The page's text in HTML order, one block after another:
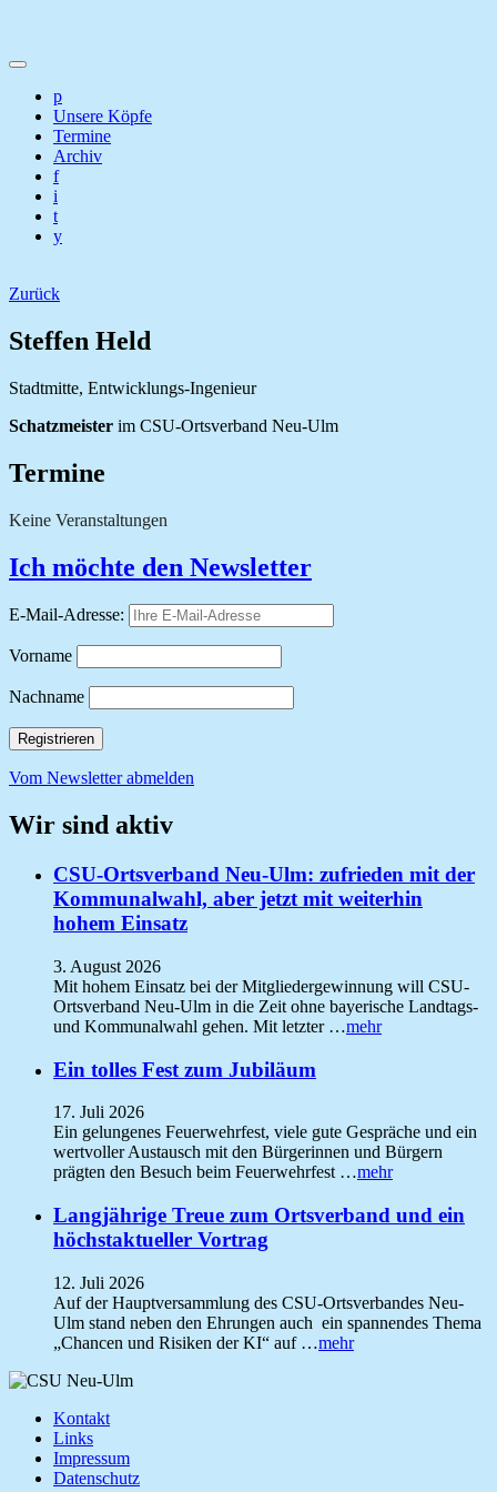
p
Unsere Köpfe
Termine
Archiv
f
i
t
y
Zurück
Steffen Held
Stadtmitte, Entwicklungs-Ingenieur
Schatzmeister im CSU-Ortsverband Neu-Ulm
Termine
Keine Veranstaltungen
Ich möchte den Newsletter
E-Mail-Adresse:
Vorname
Nachname
Vom Newsletter abmelden
Wir sind aktiv
CSU-Ortsverband Neu-Ulm: zufrieden mit der
Kommunalwahl, aber jetzt mit weiterhin
hohem Einsatz
3. August 2026
Mit hohem Einsatz bei der Mitgliedergewinnung will CSU-
Ortsverband Neu-Ulm in die Zeit ohne bayerische Landtags-
und Kommunalwahl gehen. Mit letzter …mehr
Ein tolles Fest zum Jubiläum
17. Juli 2026
Ein gelungenes Feuerwehrfest, viele gute Gespräche und ein
wertvoller Austausch mit den Bürgerinnen und Bürgern
prägten den Besuch beim Feuerwehrfest …mehr
Langjährige Treue zum Ortsverband und ein
höchstaktueller Vortrag
12. Juli 2026
Auf der Hauptversammlung des CSU-Ortsverbandes Neu-
Ulm stand neben den Ehrungen auch ein spannendes Thema
„Chancen und Risiken der KI“ auf …mehr
Kontakt
Links
Impressum
Datenschutz